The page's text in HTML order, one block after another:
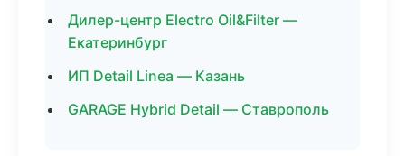
Дилер-центр Electro Oil&Filter —
Екатеринбург
ИП Detail Linea — Казань
GARAGE Hybrid Detail — Ставрополь